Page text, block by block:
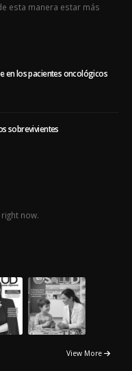
esta manera estar más
en los pacientes oncológicos
sobrevivientes
now.
View More